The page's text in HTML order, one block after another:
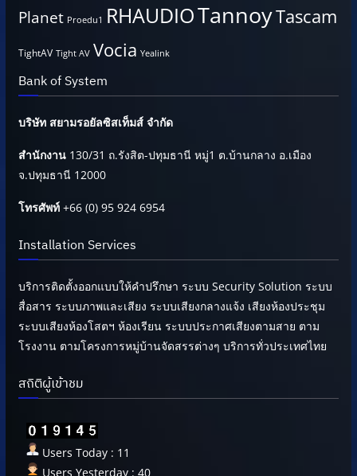
Planet Proedu1 RHAUDIOTannoyTascam
TightAV Tight AV Vocia Yealink
Bank of System
บริษัท สยามรอยัลซิสเท็มส์ จำกัด
สำนักงาน130/31 ถ.รังสิต-ปทุมธานี หมู่1 ต.บ้านกลาง อ.เมือง
จ.ปทุมธานี 12000
โทรศัพท์+66 (0) 95 924 6954
Installation Services
บริการติดตั้งออกแบบให้คำปรึกษา ระบบ Security Solution ระบบ
สื่อสาร ระบบภาพและเสียง ระบบเสียงกลางแจ้ง เสียงห้องประชุม
ระบบเสียงห้องโสตฯ ห้องเรียน ระบบประกาศเสียงตามสาย ตาม
โรงงาน ตามโครงการหมู่บ้านจัดสรรต่างๆ บริการทั่วประเทศไทย
สถิติผู้เข้าชม
Users Today : 11
Users Yesterday : 40